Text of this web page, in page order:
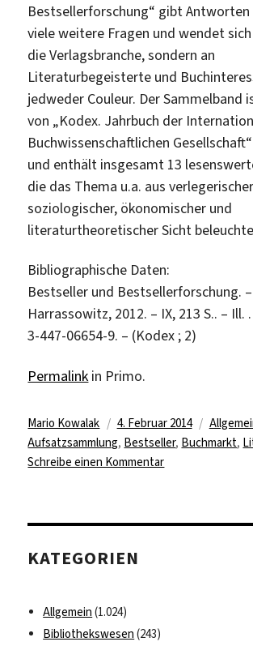
Bestsellerforschung“ gibt Antworten
viele weitere Fragen und wendet
die Verlagsbranche, sondern an
Literaturbegeisterte und
jedweder Couleur. Der Sammelband
von „Kodex. Jahrbuch der
Buchwissenschaftlichen
und enthält insgesamt 13
die das Thema u.a. aus
soziologischer, ökonomischer und
literaturtheoretischer Sicht
Bibliographische Daten:
Bestseller und Bestsellerforschung.
Harrassowitz, 2012. – IX, 213 S.. – Ill.
3-447-06654-9. – (Kodex ; 2)
Permalink in Primo.
Autor
Mario Kowalak
Veröffentlicht
am
4. Februar 2014
Aufsatzsammlung, Bestseller, Buchmarkt,
Schreibe einen Kommentarzu
Buchregal:
KATEGORIEN
Allgemein (1.024)
Bibliothekswesen (243)